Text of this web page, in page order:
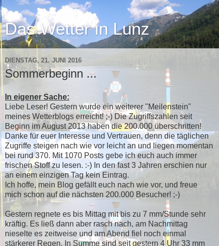
Das Wetter in Lunz
DIENSTAG, 21. JUNI 2016
Sommerbeginn ...
In eigener Sache:
Liebe Leser! Gestern wurde ein weiterer "Meilenstein"
meines Wetterblogs erreicht! ;-) Die Zugriffszahlen seit
Beginn im August 2013 haben die 200.000 überschritten!
Danke für euer Interesse und Vertrauen, denn die täglichen
Zugriffe steigen nach wie vor leicht an und liegen momentan
bei rund 370. Mit 1070 Posts gebe ich euch auch immer
frischen Stoff zu lesen. :-) In den fast 3 Jahren erschien nur
an einem einzigen Tag kein Eintrag.
Ich hoffe, mein Blog gefällt euch nach wie vor, und freue
mich schon auf die nächsten 200.000 Besucher! ;-)
Gestern regnete es bis Mittag mit bis zu 7 mm/Stunde sehr
kräftig. Es ließ dann aber rasch nach, am Nachmittag
nieselte es zeitweise und am Abend fiel noch einmal
stärkerer Regen. In Summe sind seit gestern 4 Uhr 33 mm